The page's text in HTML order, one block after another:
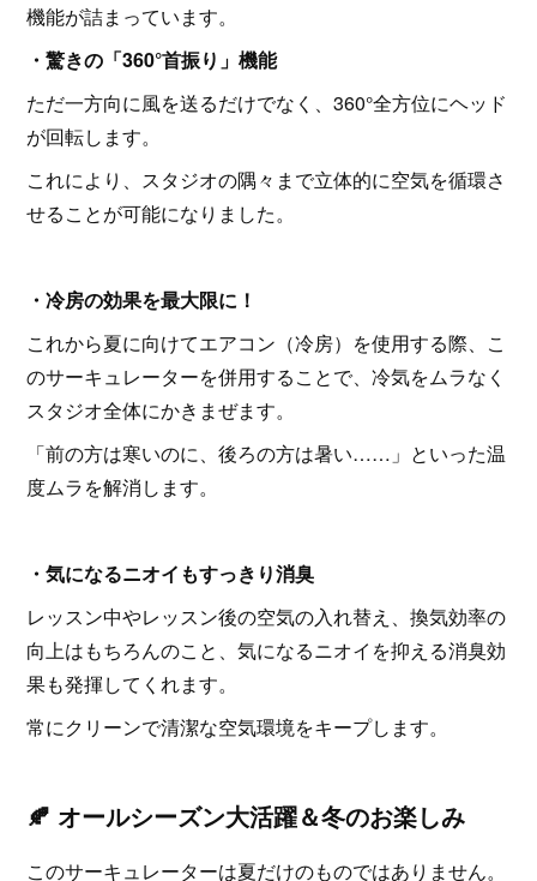
機能が詰まっています。
・驚きの「360°首振り」機能
ただ一方向に風を送るだけでなく、360°全方位にヘッド
が回転します。
これにより、スタジオの隅々まで立体的に空気を循環さ
せることが可能になりました。
・冷房の効果を最大限に！
これから夏に向けてエアコン（冷房）を使用する際、こ
のサーキュレーターを併用することで、冷気をムラなく
スタジオ全体にかきまぜます。
「前の方は寒いのに、後ろの方は暑い……」といった温
度ムラを解消します。
・気になるニオイもすっきり消臭
レッスン中やレッスン後の空気の入れ替え、換気効率の
向上はもちろんのこと、気になるニオイを抑える消臭効
果も発揮してくれます。
常にクリーンで清潔な空気環境をキープします。
🍂 オールシーズン大活躍＆冬のお楽しみ
このサーキュレーターは夏だけのものではありません。